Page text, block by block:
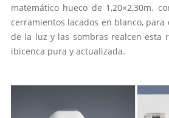
matemático hueco de 1,20×2,30m.
cerramientos lacados en blanco,
de la luz y las sombras realcen esta
ibicenca pura y actualizada.